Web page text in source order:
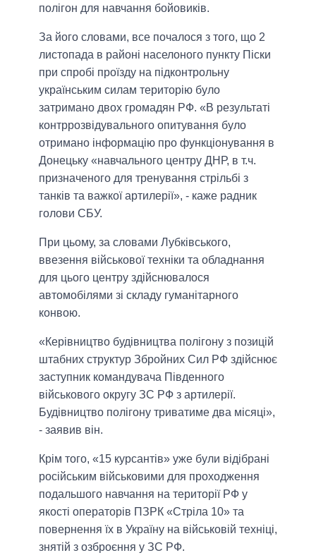
полігон для навчання бойовиків.
За його словами, все почалося з того, що 2
листопада в районі населоного пункту Піски
при спробі проїзду на підконтрольну
українським силам територію було
затримано двох громадян РФ. «В результаті
контррозвідувального опитування було
отримано інформацію про функціонування в
Донецьку «навчального центру ДНР, в т.ч.
призначеного для тренування стрільбі з
танків та важкої артилерії», - каже радник
голови СБУ.
При цьому, за словами Лубківського,
ввезення військової техніки та обладнання
для цього центру здійснювалося
автомобілями зі складу гуманітарного
конвою.
«Керівництво будівництва полігону з позицій
штабних структур Збройних Сил РФ здійснює
заступник командувача Південного
військового округу ЗС РФ з артилерії.
Будівництво полігону триватиме два місяці»,
- заявив він.
Крім того, «15 курсантів» уже були відібрані
російським військовими для проходження
подальшого навчання на території РФ у
якості операторів ПЗРК «Стріла 10» та
повернення їх в Україну на військовій техніці,
знятій з озброєння у ЗС РФ.